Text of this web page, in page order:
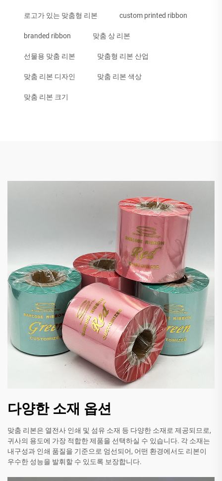
로고가 있는 맞춤형 리본 custom printed ribbon
branded ribbon 맞춤 상 리본
선물용 맞춤 리본 맞춤형 리본 산업
맞춤 리본 디자인 맞춤 리본 색상
맞춤 리본 크기
다양한 소재 옵션
맞춤 리본은 열전사 인쇄 및 섬유 소재 등 다양한 소재로 제공되므로,
귀사의 용도에 가장 적합한 제품을 선택하실 수 있습니다. 각 소재는
내구성과 인쇄 품질을 기준으로 엄선되어, 어떤 환경에서도 리본이
우수한 성능을 발휘할 수 있도록 보장합니다.